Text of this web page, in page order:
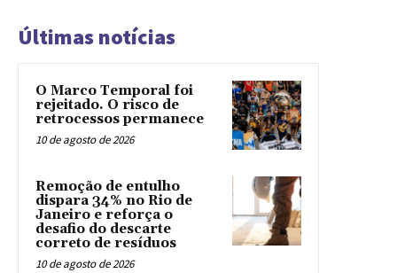
Últimas notícias
O Marco Temporal foi
rejeitado. O risco de
retrocessos permanece
10 de agosto de 2026
Remoção de entulho
dispara 34% no Rio de
Janeiro e reforça o
desafio do descarte
correto de resíduos
10 de agosto de 2026